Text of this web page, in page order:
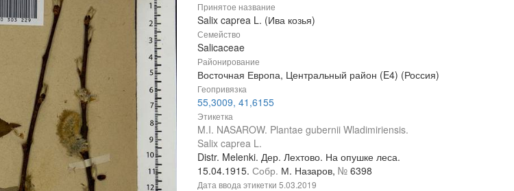
Принятое название
Salix caprea L. (Ива козья)
Семейство
Salicaceae
Районирование
Восточная Европа, Центральный район (E4) (Россия)
Геопривязка
55,3009, 41,6155
Этикетка
M.I. NASAROW. Plantae gubernii Wladimiriensis.
Salix caprea L.
Distr. Melenki. Дер. Лехтово. На опушке леса.
15.04.1915. Собр. М. Назаров, № 6398
Дата ввода этикетки 5.03.2019